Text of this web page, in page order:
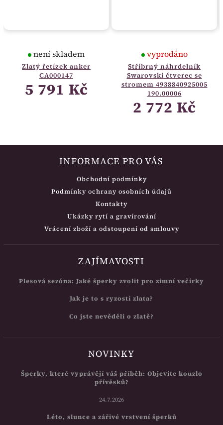
Zlatý řetízek anker
CA000147
není skladem
5 791 Kč
Stříbrný náhrdelník
Swarovski čtverec se
stromem 4938840925005
190.00006
vyprodáno
2 772 Kč
INFORMACE PRO VÁS
Obchodní podmínky
Podmínky ochrany osobních údajů
Kontakty
Ukázky rytí a gravírování
Vrácení zboží a odstoupení od smlouvy
ZAJÍMAVOSTI
Plesová sezóna: Jaké šperky zvolit pro zimní večírky
Jak je to s ryzostí zlata?
Co jste nevěděli o zlatě?
NOVINKY
Šperky, které vyprávějí váš příběh: Objevíte kouzlo
přívěsků?
24.7.2026
Léto, slunce a zářivé vrstvení šperků